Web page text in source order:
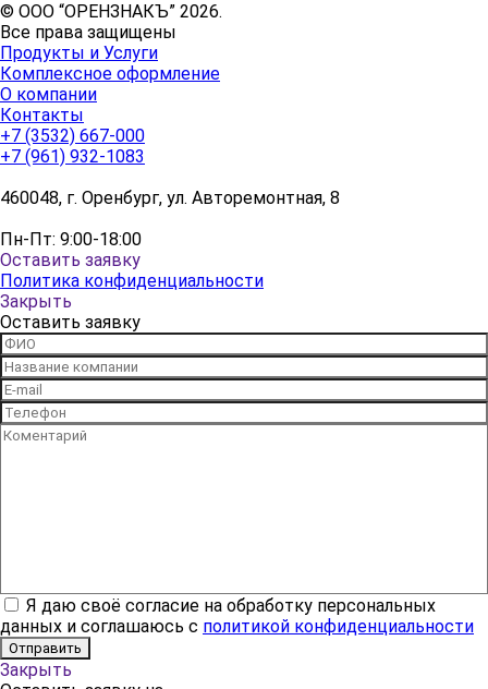
© ООО “ОРЕНЗНАКЪ” 2026.
Все права защищены
Продукты и Услуги
Комплексное оформление
О компании
Контакты
+7 (3532) 667-000
+7 (961) 932-1083
460048, г. Оренбург, ул. Авторемонтная, 8
Пн-Пт: 9:00-18:00
Оставить заявку
Политика конфиденциальности
Закрыть
Оставить заявку
Я даю своё согласие на обработку персональных
данных и соглашаюсь с политикой конфиденциальности
Закрыть